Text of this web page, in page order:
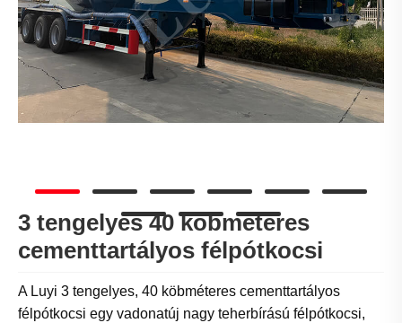
3 tengelyes 40 köbméteres
cementtartályos félpótkocsi
A Luyi 3 tengelyes, 40 köbméteres cementtartályos
félpótkocsi egy vadonatúj nagy teherbírású félpótkocsi,